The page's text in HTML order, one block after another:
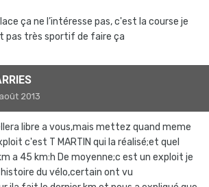
ça ne l’intéresse pas, c'est la course je
pas très sportif de faire ça
2013
libre a vous,mais mettez quand meme
c'est T MARTIN qui la réalisé;et quel
a 45 km:h De moyenne;c est un exploit je
histoire du vélo,certain ont vu